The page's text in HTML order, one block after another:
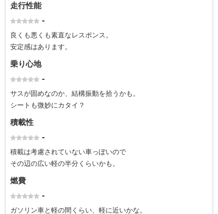
走行性能
-
良くも悪くも素直なレスポンス。
安定感はあります。
乗り心地
-
サスが固めなのか、結構振動を拾うかも。
シートも微妙にカタイ？
積載性
-
積載は考慮されていない車っぽいので
その辺の広い軽の半分くらいかも。
燃費
-
ガソリン車と軽の間くらい、軽に近いかな。